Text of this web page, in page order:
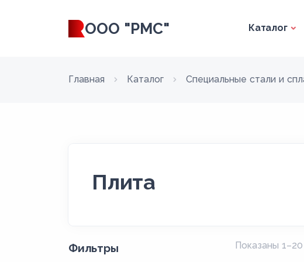
ООО "РМС" Каталог
Главная Каталог Специальные стали и
Плита
Фильтры Показаны